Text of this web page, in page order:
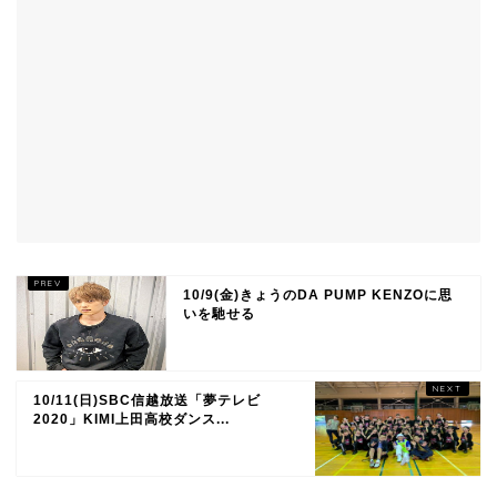
10/9(金)きょうのDA PUMP KENZOに思
いを馳せる
10/11(日)SBC信越放送「夢テレビ
2020」KIMI上田高校ダンス...